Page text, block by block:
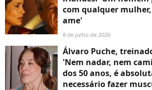
com qualquer
ame'
8 de julho de 2026
Álvaro Puche,
'Nem nadar, nem
dos 50 anos, é
necessário fazer